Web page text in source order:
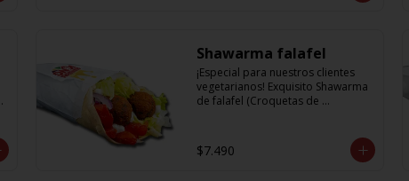
Shawarma falafel
¡Especial para nuestros clientes
vegetarianos! Exquisito Shawarma
de falafel (Croquetas de
morada y una deliciosa salsa en
base a lactonesa
$7.490